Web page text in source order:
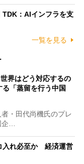
TDK：AIインフラを支
一覧を見る
界はどう対応するの
「蒸留を行う中国
・田代尚機氏のプレ
…
入れ必至か 経済運営